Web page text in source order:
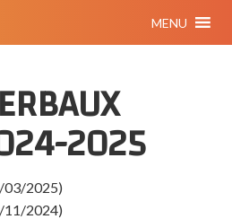
MENU
2025
03/2025)
11/2024)